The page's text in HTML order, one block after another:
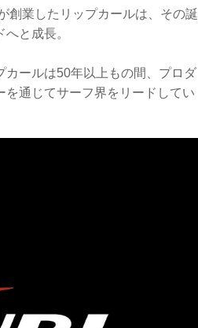
創業したリップカールは、その誕
と成長。
ールは50年以上もの間、プロダ
通じてサーフ界をリードしてい